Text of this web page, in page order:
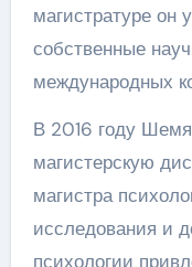
магистратуре он
собственные
международных
В 2016 году
магистерскую
магистра
исследования и
психологии